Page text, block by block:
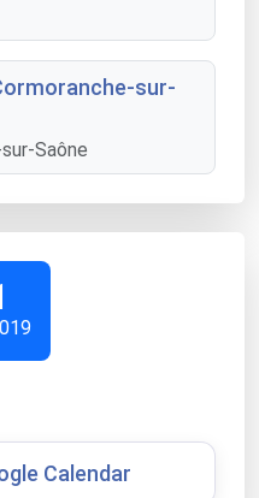
sur-
Saône
Calendar